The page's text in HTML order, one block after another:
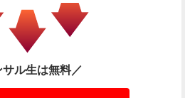
サル生は無料／